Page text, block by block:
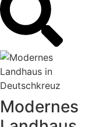
Modernes